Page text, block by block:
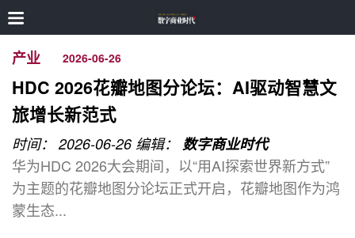
产业 2026-06-26
HDC 2026花瓣地图分论坛：AI驱动智慧文
旅增长新范式
时间： 2026-06-26 编辑： 数字商业时代
华为HDC 2026大会期间，以“用AI探索世界新方式”
为主题的花瓣地图分论坛正式开启，花瓣地图作为鸿
蒙生态...